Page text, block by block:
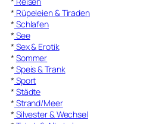
* Rüpeleien & Tiraden
* Schlafen
* See
* Sex & Erotik
* Sommer
* Speis & Trank
* Sport
* Städte
* Strand/Meer
* Silvester & Wechsel